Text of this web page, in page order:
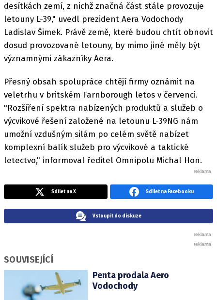
desítkách zemí, z nichž značná část stále provozuje
letouny L-39," uvedl prezident Aera Vodochody
Ladislav Šimek. Právě země, které budou chtít obnovit
dosud provozované letouny, by mimo jiné měly být
významnými zákazníky Aera.
Přesný obsah spolupráce chtějí firmy oznámit na
veletrhu v britském Farnborough letos v červenci.
"Rozšíření spektra nabízených produktů a služeb o
výcvikové řešení založené na letounu L-39NG nám
umožní vzdušným silám po celém světě nabízet
komplexní balík služeb pro výcvikové a taktické
letectvo," informoval ředitel Omnipolu Michal Hon.
Sdílet na X Sdílet na Facebooku
Vstoupit do diskuze
SOUVISEJÍCÍ
Penta prodala Aero
Vodochody